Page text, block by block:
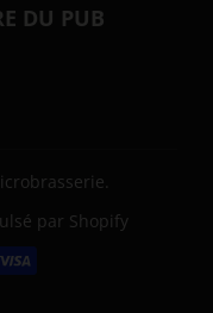
DU PUB
.
par Shopify